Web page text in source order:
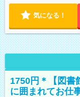
気になる！
1750円＊【図書
に囲まれてお仕